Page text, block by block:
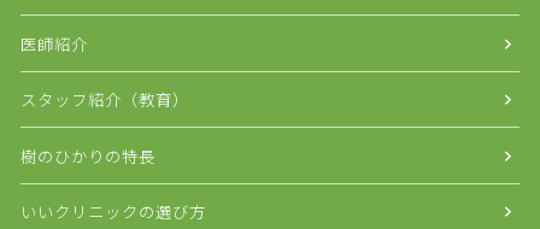
医師紹介
スタッフ紹介（教育）
樹のひかりの特長
いいクリニックの選び方